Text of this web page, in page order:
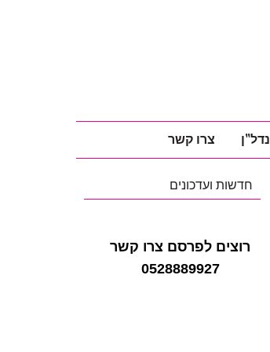
נדל"ן צרו קשר
חדשות ועדכונים
רוצים לפרסם צרו קשר
0528889927